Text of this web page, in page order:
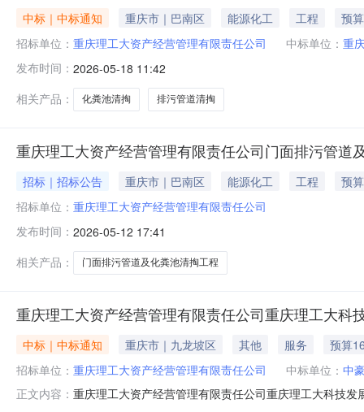
中标｜中标通知 重庆市｜巴南区 能源化工 工程
预
招标单位： 重庆理工大资产经营管理有限责任公司 中标单位： 重
发布时间： 2026-05-18 11:42
相关产品：
化粪池清掏 排污管道清掏
重庆理工大资产经营管理有限责任公司门面排污管道
招标｜招标公告 重庆市｜巴南区 能源化工 工程
预
招标单位： 重庆理工大资产经营管理有限责任公司
发布时间： 2026-05-12 17:41
相关产品：
门面排污管道及化粪池清掏工程
重庆理工大资产经营管理有限责任公司重庆理工大科
中标｜中标通知 重庆市｜九龙坡区 其他 服务
预算
招标单位： 重庆理工大资产经营管理有限责任公司 中标单位： 中
正文内容： 重庆理工大资产经营管理有限责任公司重庆理工大科技